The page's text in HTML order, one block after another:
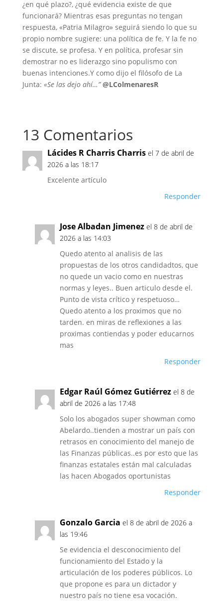
¿en qué plazo?, ¿qué evidencia existe de que
funcionará? Mientras esas preguntas no tengan
respuesta, «Patria Milagro» seguirá siendo lo que su
propio nombre sugiere: una política de fe. Y la fe no
se discute, se profesa. Y en política, profesar sin
demostrar no es liderazgo sino populismo con
buenas intenciones.Y como dijo el filósofo de La
Junta: «Se las dejo ahí…”@LColmenaresR
13 Comentarios
Lácides R Charris Charris el 7 de abril de
2026 a las 18:17
Excelente artículo
Responder
Jose Albadan Jimenez el 8 de abril de
2026 a las 14:03
Quedo atento al analisis de las
propuestas de los otros candidadtos, que
no quede un vacio como en nuestras
normas y leyes.. Buen articulo desde el.
Punto de vista crítico y respetuoso…
Quedo atento a los proximos que no
tarden. en miras de reflexiones a las
proximas contiendas y poder educarnos
mas
Responder
Edgar Raúl Gómez Gutiérrez el 8 de
abril de 2026 a las 17:48
Solo los abogados super showman como
Abelardo..tienden a mostrar un país con
retrasos en conocimiento del manejo de
las Finanzas públicas..es por esto que las
finanzas estatales están mal calculadas
las hacen Abogados oportunistas
Responder
Gonzalo Garcia el 8 de abril de 2026 a
las 19:46
Se evidencia el desconocimiento del
funcionamiento del Estado y la
articulación de los poderes públicos. Lo
que propone es para un dictador y
nuestro país no tiene esa vocación.